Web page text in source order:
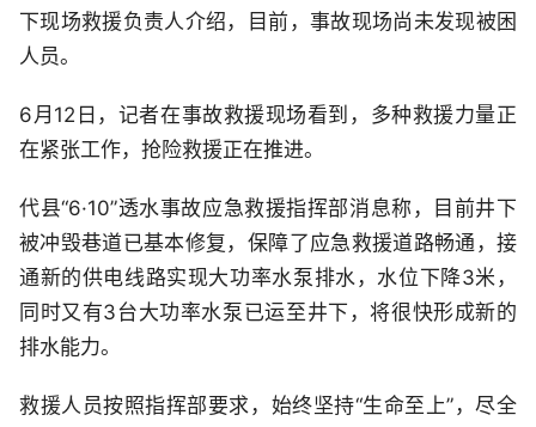
下现场救援负责人介绍，目前，事故现场尚未发现被困
人员。
6月12日，记者在事故救援现场看到，多种救援力量正
在紧张工作，抢险救援正在推进。
代县“6·10”透水事故应急救援指挥部消息称，目前井下
被冲毁巷道已基本修复，保障了应急救援道路畅通，接
通新的供电线路实现大功率水泵排水，水位下降3米，
同时又有3台大功率水泵已运至井下，将很快形成新的
排水能力。
救援人员按照指挥部要求，始终坚持“生命至上”，尽全